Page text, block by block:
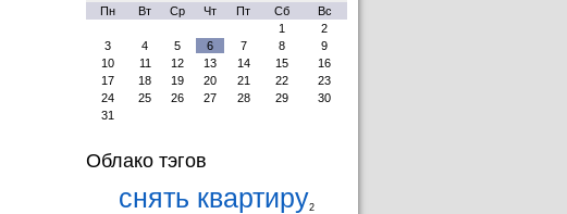
Пн Вт Ср Чт Пт Сб
Вс
1
2
3
4 5 6 7 8
9
10
11 12 13 14 15
16
17
18 19 20 21 22
23
24
25 26 27 28 29
30
31
Облако тэгов
снять квартиру2